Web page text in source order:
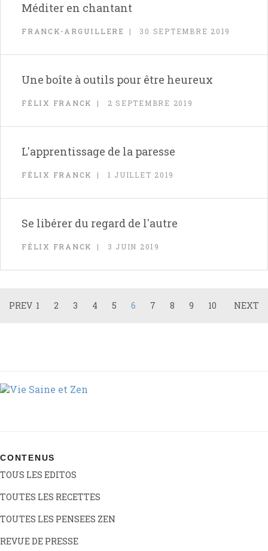
Méditer en chantant
FRANCK-ARGUILLERE 30 SEPTEMBRE 2019
Une boîte à outils pour être heureux
FÉLIX FRANCK 2 SEPTEMBRE 2019
L'apprentissage de la paresse
FÉLIX FRANCK 1 JUILLET 2019
Se libérer du regard de l'autre
FÉLIX FRANCK 3 JUIN 2019
PREV 1 2 3 4 5 6 7 8 9 10 NEXT
CONTENUS
TOUS LES EDITOS
TOUTES LES RECETTES
TOUTES LES PENSEES ZEN
REVUE DE PRESSE